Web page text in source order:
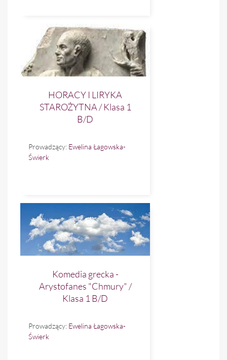
HORACY I LIRYKA
STAROŻYTNA / Klasa 1
B/D
Prowadzący: Ewelina Łagowska-
Świerk
Komedia grecka -
Arystofanes "Chmury" /
Klasa 1 B/D
Prowadzący: Ewelina Łagowska-
Świerk